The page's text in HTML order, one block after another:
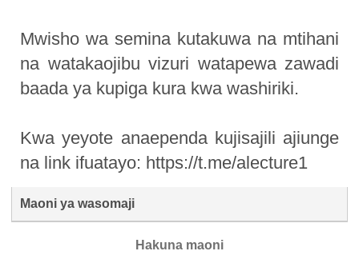
Mwisho wa semina kutakuwa na mtihani
na watakaojibu vizuri watapewa zawadi
baada ya kupiga kura kwa washiriki.
Kwa yeyote anaependa kujisajili ajiunge
na link ifuatayo: https://t.me/alecture1
Maoni ya wasomaji
Hakuna maoni